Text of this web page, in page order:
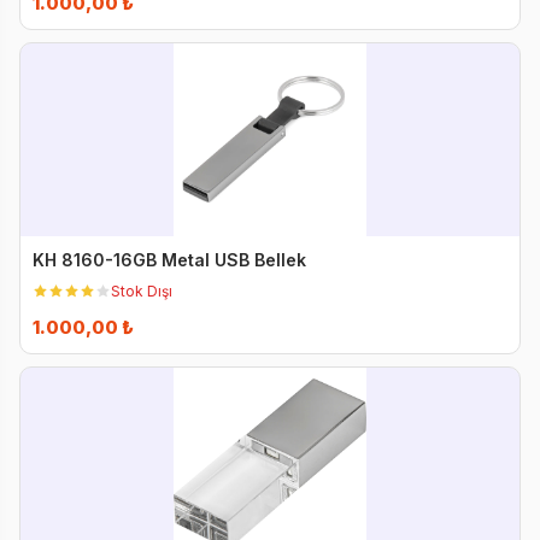
KH 8160-16GB Metal USB Bellek
Stok Dışı
1.000,00 ₺